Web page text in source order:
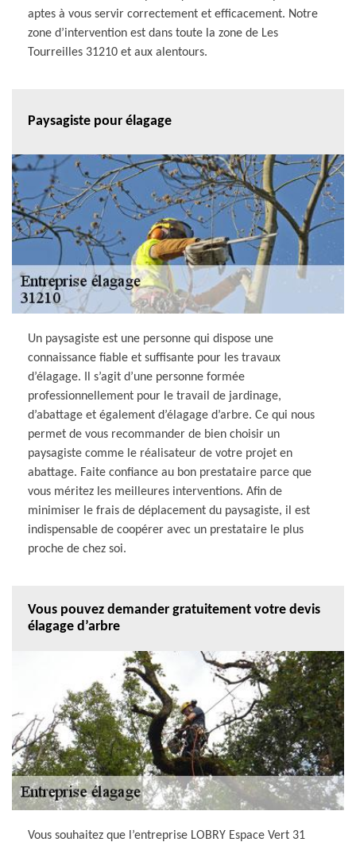
aptes à vous servir correctement et efficacement. Notre
zone d’intervention est dans toute la zone de Les
Tourreilles 31210 et aux alentours.
Paysagiste pour élagage
Un paysagiste est une personne qui dispose une
connaissance fiable et suffisante pour les travaux
d’élagage. Il s’agit d’une personne formée
professionnellement pour le travail de jardinage,
d’abattage et également d’élagage d’arbre. Ce qui nous
permet de vous recommander de bien choisir un
paysagiste comme le réalisateur de votre projet en
abattage. Faite confiance au bon prestataire parce que
vous méritez les meilleures interventions. Afin de
minimiser le frais de déplacement du paysagiste, il est
indispensable de coopérer avec un prestataire le plus
proche de chez soi.
Vous pouvez demander gratuitement votre devis
élagage d’arbre
Vous souhaitez que l’entreprise LOBRY Espace Vert 31